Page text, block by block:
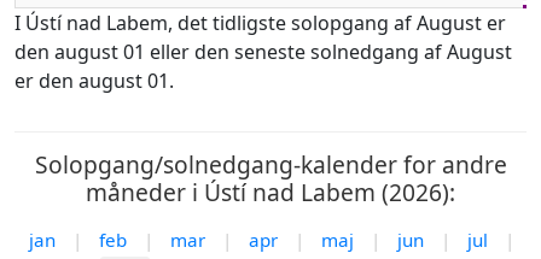
I Ústí nad Labem, det tidligste solopgang af August er
den august 01 eller den seneste solnedgang af August
er den august 01.
Solopgang/solnedgang-kalender for andre
måneder i Ústí nad Labem (2026):
jan | feb | mar | apr | maj | jun | jul
|